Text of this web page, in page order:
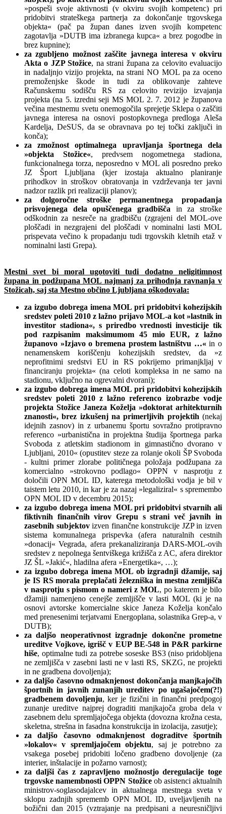
»pospeši svoje aktivnosti (v okviru svojih kompetenc) pri
pridobitvi strateškega partnerja za dokončanje trgovskega
objekta« (pač pa župan danes izven svojih kompetenc
zagotavlja »DUTB ima izbranega kupca« a brez pogodbe in
brez kupnine);
za zgubljeno možnost zaščite javnega interesa v okviru
Akta o JZP Stožice, na strani župana za celovito evaluacijo
in nadaljnjo vizijo projekta, na strani NO MOL pa za oceno
premoženjske škode in tudi za oblikovanje zahteve
Računskemu sodišču RS za celovito revizijo izvajanja
projekta (na 5. izredni seji MS MOL 2. 7. 2012 je županova
večina mestnemu svetu onemogočila sprejetje Sklepa o zaščiti
javnega interesa na osnovi postopkovnega predloga Aleša
Kardelja, DeSUS, da se obravnava po tej točki zaključi in
konča);
za zmožnost optimalnega upravljanja športnega dela
»objekta Stožice«, predvsem nogometnega stadiona,
funkcionalnega torza, neposredno v MOL ali posredno preko
JZ Šport Ljubljana (kjer izostaja aktualno planiranje
prihodkov in stroškov obratovanja in vzdrževanja ter javni
nadzor razlik pri realizaciji planov);
za dolgoročne stroške permanentnega propadanja
prisvojenega dela opuščenega gradbišča in za stroške
odškodnin za nesreče na gradbišču (zgrajeni del MOL-ove
ploščadi in nezgrajeni del ploščadi v nominalni lasti MOL
prispevata večino k propadanju tudi trgovskih kletnih etaž v
nominalni lasti Grepa).
Mestni svet bi moral ugotoviti tudi dodatno neligitimnost
župana in podžupana MOL najmanj za prihodnja ravnanja v
Stožicah, saj sta Mestno občino Ljubljana oškodovala:
za izgubo dobrega imena MOL pri pridobitvi kohezijskih
sredstev poleti 2010 z lažno prijavo MOL-a kot »lastnik in
investitor stadiona«, s priredbo vrednosti investicije tik
pod razpisanim maksimumom 45 mio EUR, z lažno
županovo »Izjavo o bremena prostem lastništvu …«in o
nenamenskem koriščenju kohezijskih sredstev, da »z
neprofitnimi sredstvi EU in RS pokrijemo primanjkljaj v
financiranju projekta« (na celoti kompleksa in ne samo na
stadionu, vključno na ogrevalni dvorani);
za izgubo dobrega imena MOL pri pridobitvi kohezijskih
sredstev poleti 2010 z lažno referenco izobrazbe vodje
projekta Stožice Janeza Koželja »doktorat arhitekturnih
znanosti«, brez izkušenj na primerljivih projektih (nekaj
idejnih zasnov) in z urbanemu športu sovražno protipravno
referenco »urbanistična in projektna študija športnega parka
Svoboda z atletskim stadionom in gimnastično dvorano v
Ljubljani, 2010« (opustitev steze za rolanje okoli ŠP Svoboda
- kultni primer zlorabe političnega položaja podžupana za
komercialno »strokovno podlago« OPPN v nasprotju z
določili OPN MOL ID, katerega metodološki vodja je bil v
taistem letu 2010, in kar je za nazaj »legaliziral« s spremembo
OPN MOL ID v decembru 2015);
za izgubo dobrega imena MOL pri pridobitvi stvarnih ali
fiktivnih finančnih virov Grepu s strani več javnih in
zasebnih subjektovizven finančne konstrukcije JZP in izven
sistema komunalnega prispevka (afera naturalnih cestnih
»donacij« Vegrada, afera prekanaliziranja DARS-MOL-ovih
sredstev z nepolnega šentviškega križišča z AC, afera direktor
JZ ŠL »Jakić«, hladilna afera »Energetika«, …);
za izgubo dobrega imena MOL ob izgradnji džamije, saj
je IS RS morala preplačati železniška in mestna zemljišča
v nasprotju s pismom o nameri z MOL, po katerem je bilo
džamiji namenjeno cenejše zemljišče v lasti MOL (ki je na
osnovi avtorske komercialne skice Janeza Koželja končalo
med prenesenimi terjatvami Energoplana, solastnika Grep-a, v
DUTB);
za daljšo neoperativnost izgradnje dokončne prometne
ureditve Vojkove, igrišč v EUP BE-548 in P&R parkirne
hiše, optimalne tudi za potrebe soseske BS3 (niso pridobljena
ne zemljišča v zasebni lasti ne v lasti RS, SKZG, ne projekti
in ne gradbena dovoljenja);
za daljšo časovno odmaknjenost dokončanja manjkajočih
športnih in javnih zunanjih ureditev po ugašajočem(?!)
gradbenem dovoljenju, ker je fizični in finančni predpogoj
zunanje ureditve najprej dograditi manjkajoča groba dela v
zasebnem delu spremljajočega objekta (dovozna krožna cesta,
skeletna, strešna in fasadna konstrukcija in izolacija, zasutje);
za daljšo časovno odmaknjenost dograditve športnih
»lokalov« v spremljajočem objektu, saj je potrebno za
vsakega posebej pridobiti ločeno gradbeno dovoljenje (za
interier, inštalacije in požarno varnost);
za daljši čas z zapravljeno možnostjo deregulacije toge
trgovske namembnosti OPPN Stožiceob asistenci aktualnih
ministrov-soglasodajalcev in aktualnega mestnega sveta v
sklopu zadnjih sprememb OPN MOL ID, uveljavljenih na
božični dan 2015 (vztrajanje na predpisani a neuresničljivi